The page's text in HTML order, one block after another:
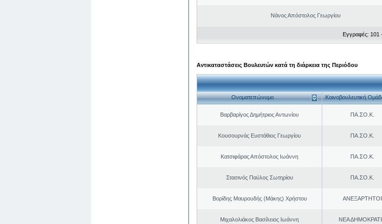
Νάνος Απόστολος Γεωργίου
Εγγραφές: 101
Αντικαταστάσεις Βουλευτών κατά τη διάρκεια της Περιόδου
Ονοματεπώνυμο Κοινοβουλευτική
Βαρβαρίγος Δημήτριος Αντωνίου ΠΑ.ΣΟ.Κ.
Κουσουρνάς Ευστάθιος Γεωργίου ΠΑ.ΣΟ.Κ.
Κατσιφάρας Απόστολος Ιωάννη ΠΑ.ΣΟ.Κ.
Στασινός Παύλος Σωτηρίου ΠΑ.ΣΟ.Κ.
Βορίδης Μαυρουδής (Μάκης) Χρήστου ΑΝΕΞΑΡΤΗΤΟΙ
Μιχαλολιάκος Βασίλειος Ιωάννη ΝΕΑ